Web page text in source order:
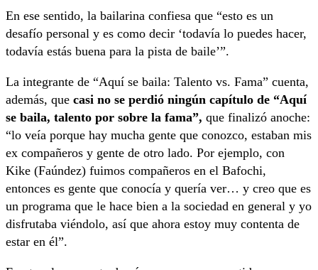
En ese sentido, la bailarina confiesa que “esto es un
desafío personal y es como decir ‘todavía lo puedes hacer,
todavía estás buena para la pista de baile’”.
La integrante de “Aquí se baila: Talento vs. Fama” cuenta,
además, que casi no se perdió ningún capítulo de “Aquí
se baila, talento por sobre la fama”, que finalizó anoche:
“lo veía porque hay mucha gente que conozco, estaban mis
ex compañeros y gente de otro lado. Por ejemplo, con
Kike (Faúndez) fuimos compañeros en el Bafochi,
entonces es gente que conocía y quería ver… y creo que es
un programa que le hace bien a la sociedad en general y yo
disfrutaba viéndolo, así que ahora estoy muy contenta de
estar en él”.